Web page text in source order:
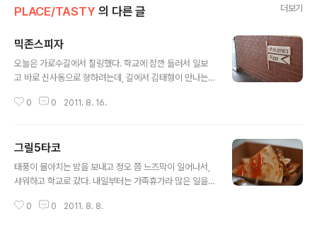
PLACE/TASTY 의 다른 글 더보기
믹존스피자
오늘은 가로수길에서 칠링했다. 학교에 잠깐 들러서 일보
고 바로 신사동으로 향하려는데, 길에서 김태형이 만나는
누디진 입어보고 그릴5타코 가서 저녁 먹으려는 속셈이었
대로 활동하신 분이 차린 피자집이라고 하던데, 담백하니
맛있기도 하고 무엇보다 흰색/빨간색/파란색을 사용한 깔
끔한 인테리어가 맘에 들었다. 앞으로 들릴 일 있으면 자주
나오면 무슨 낙으로 보나 ㅠㅠㅠㅠㅠㅠ 아쉽당 ㅜㅜ ps. 컬
0 0 2011. 8. 16.
그릴5타코
태풍이 몰아치는 밤을 보내고 정오 쯤 느즈막이 일어나서,
샤워하고 학교로 갔다. 내일부터는 가족휴가라 많은 일을
산 설정, 등원제 로고와 포스터가 대충 정해지고 나니 일이
0 0 2011. 8. 8.